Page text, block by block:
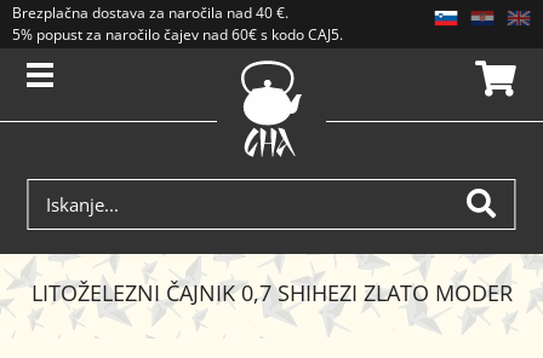
Brezplačna dostava za naročila nad40 €.
5% popust za naročilo čajev nad 60€ s kodo CAJ5. Popusti se ne seštevajo.
LITOŽELEZNI ČAJNIK 0,7 SHIHEZI ZLATO MODER